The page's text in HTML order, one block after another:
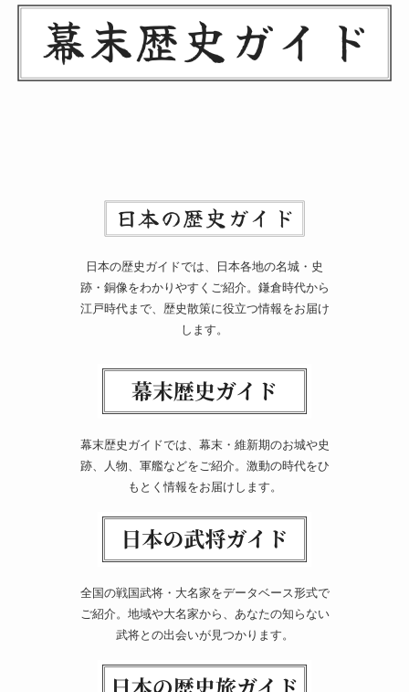
日本の歴史ガイドでは、日本各地の名城・史
跡・銅像をわかりやすくご紹介。鎌倉時代から
江戸時代まで、歴史散策に役立つ情報をお届け
します。
幕末歴史ガイドでは、幕末・維新期のお城や史
跡、人物、軍艦などをご紹介。激動の時代をひ
もとく情報をお届けします。
全国の戦国武将・大名家をデータベース形式で
ご紹介。地域や大名家から、あなたの知らない
武将との出会いが見つかります。